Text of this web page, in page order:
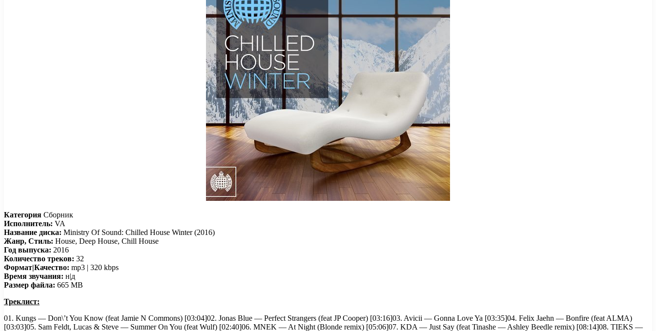
Категория Сборник
Исполнитель: VA
Название диска: Ministry Of Sound: Chilled House Winter (2016)
Жанр, Стиль: House, Deep House, Chill House
Год выпуска: 2016
Количество треков: 32
Формат|Качество: mp3 | 320 kbps
Время звучания: н|д
Размер файла: 665 MB
Треклист:
01. Kungs — Don\’t You Know (feat Jamie N Commons) [03:04]02. Jonas Blue — Perfect Strangers (feat JP Cooper) [03:16]03. Avicii — Gonna Love Ya [03:35]04. Felix Jaehn — Bonfire (feat ALMA)
[03:03]05. Sam Feldt, Lucas & Steve — Summer On You (feat Wulf) [02:40]06. MNEK — At Night (Blonde remix) [05:06]07. KDA — Just Say (feat Tinashe — Ashley Beedle remix) [08:14]08. TIEKS —